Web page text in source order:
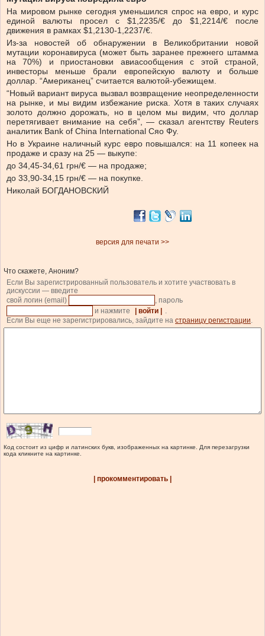
На мировом рынке сегодня уменьшился спрос на евро, и курс
единой валюты просел с $1,2235/€ до $1,2214/€ после
движения в рамках $1,2130-1,2237/€.
Из-за новостей об обнаружении в Великобритании новой
мутации коронавируса (может быть заранее прежнего штамма
на 70%) и приостановки авиасообщения с этой страной,
инвесторы меньше брали европейскую валюту и больше
доллар. “Американец” считается валютой-убежищем.
“Новый вариант вируса вызвал возвращение неопределенности
на рынке, и мы видим избежание риска. Хотя в таких случаях
золото должно дорожать, но в целом мы видим, что доллар
перетягивает внимание на себя”, — сказал агентству Reuters
аналитик Bank of China International Сяо Фу.
Но в Украине наличный курс евро повышался: на 11 копеек на
продаже и сразу на 25 — выкупе:
до 34,45-34,61 грн/€ — на продаже;
до 33,90-34,15 грн/€ — на покупке.
Николай БОГДАНОВСКИЙ
версия для печати >>
Что скажете, Аноним?
Если Вы зарегистрированный пользователь и хотите участвовать в
дискуссии — введите
свой логин (email)
, пароль
и нажмите
| войти |
.
Если Вы еще не зарегистрировались, зайдите на страницу регистрации.
Код состоит из цифр и латинских букв, изображенных на картинке. Для перезагрузки
кода кликните на картинке.
| прокомментировать |